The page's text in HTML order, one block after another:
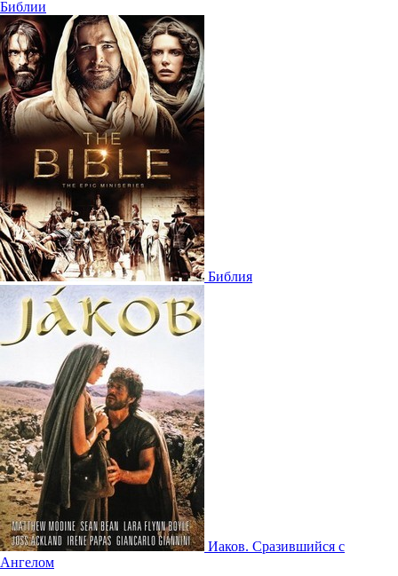
Библии
Библия
Иаков. Сразившийся с
Ангелом